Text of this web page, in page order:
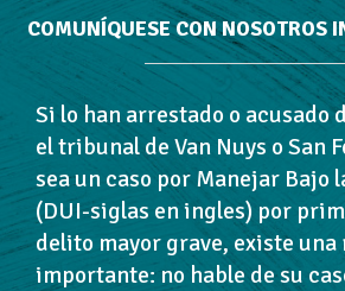
COMUNÍQUESE CON NOSOTROS
Si lo han arrestado o acusado
el tribunal de Van Nuys o San
sea un caso por Manejar Bajo
(DUI-siglas en ingles) por
delito mayor grave, existe una
importante: no hable de su